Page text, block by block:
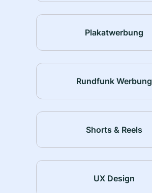
Plakatwerbung
Rundfunk Werbung
Shorts & Reels
UX Design